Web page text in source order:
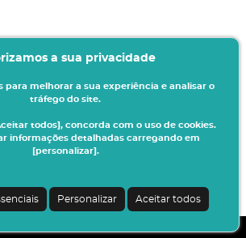
a sua privacidade
para melhorar a sua experiência e analisar o
tráfego do site.
todos], concorda com o uso de cookies.
informações detalhadas carregando em
[personalizar].
Personalizar Aceitar todos